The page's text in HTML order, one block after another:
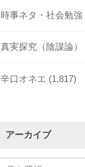
時事ネタ・社会勉強
真実探究（陰謀論）
辛口オネエ (1,817)
アーカイブ